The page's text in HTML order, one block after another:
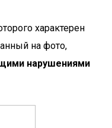
характерен
на фото,
нарушениями